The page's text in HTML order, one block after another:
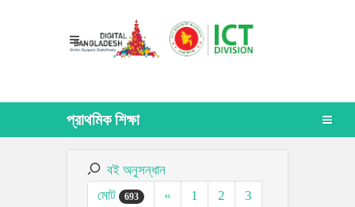
প্রাথমিক শিক্ষা
বই অনুসন্ধান
মোট
693 « 1 2
3